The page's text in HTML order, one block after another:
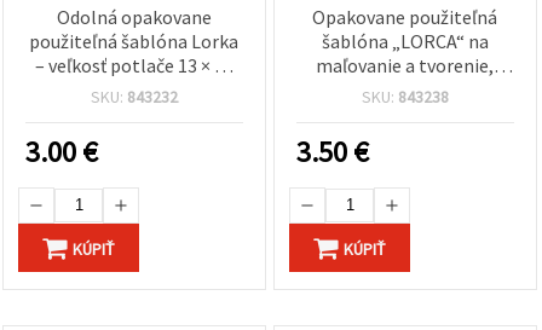
Odolná opakovane
použiteľná šablóna Lorka
– veľkosť potlače 13 × 13
cm – LM7 – na čisté a
dekorovanie
SKU: 843232
3.00€
KÚPIŤ
Opakovane použiteľná
šablóna „LORCA“ na
maľovanie a tvorenie,
veľkosť motívu 19 × 19 cm,
SKU: 843238
3.50€
KÚPIŤ